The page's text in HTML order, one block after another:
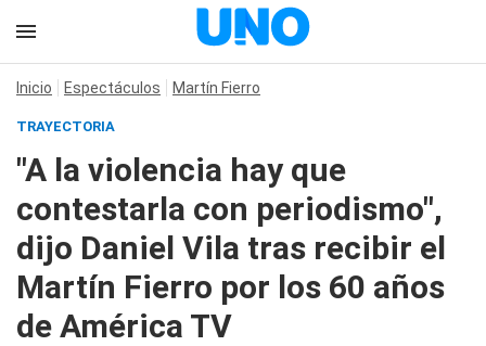
Inicio Espectáculos Martín Fierro
TRAYECTORIA
"A la violencia hay que
contestarla con periodismo",
dijo Daniel Vila tras recibir el
Martín Fierro por los 60 años
de América TV